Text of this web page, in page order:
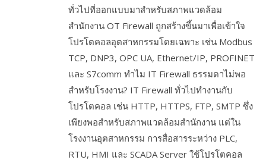
ทั่วไปที่ออกแบบมาสำหรับสภาพแวดล้อม
สำนักงาน OT Firewall ถูกสร้างขึ้นมาเพื่อเข้าใจ
โปรโตคอลอุตสาหกรรมโดยเฉพาะ เช่น Modbus
TCP, DNP3, OPC UA, Ethernet/IP, PROFINET
และ S7comm ทำไม IT Firewall ธรรมดาไม่พอ
สำหรับโรงงาน? IT Firewall ทั่วไปทำงานกับ
โปรโตคอล เช่น HTTP, HTTPS, FTP, SMTP ซึ่ง
เพียงพอสำหรับสภาพแวดล้อมสำนักงาน แต่ใน
โรงงานอุตสาหกรรม การสื่อสารระหว่าง PLC,
RTU, HMI และ SCADA Server ใช้โปรโตคอล